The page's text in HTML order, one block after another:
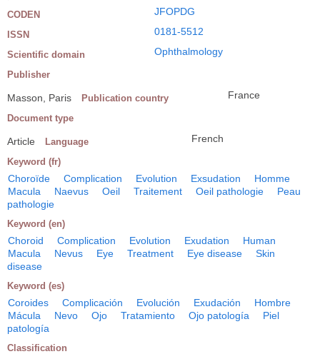
CODEN JFOPDG
ISSN 0181-5512
Scientific domain Ophthalmology
Publisher
Masson, Paris Publication country France
Document type
Article Language French
Keyword (fr)
Choroïde Complication Evolution Exsudation
Homme
Macula
Naevus Oeil Traitement Oeil pathologie
Peau
pathologie
Keyword (en)
Choroid Complication Evolution Exudation
Human
Macula
Nevus Eye Treatment Eye disease
Skin
disease
Keyword (es)
Coroides Complicación Evolución Exudación
Hombre
Mácula
Nevo Ojo Tratamiento Ojo patología
Piel
patología
Classification